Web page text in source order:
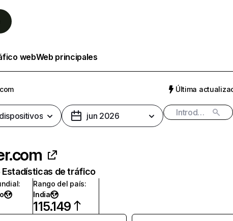
webWeb principales
Última
jun 2026
Estadísticas de tráfico
:
Rango del país:
India
115.149